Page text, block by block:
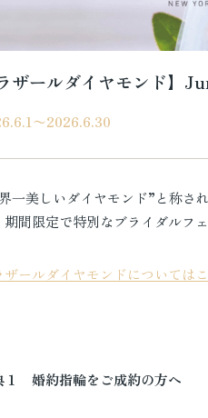
ラザールダイヤモンド】
〜2026.6.30
一美しいダイヤモンド”と称さ
期間限定で特別なブライダルフ
ールダイヤモンドについては
１ 婚約指輪をご成約の方へ